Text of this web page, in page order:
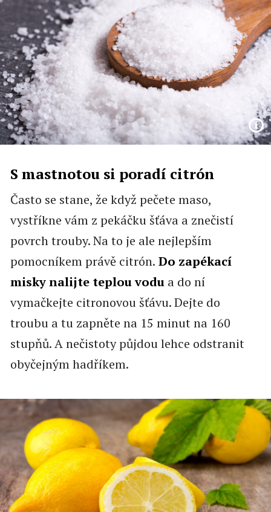
S mastnotou si poradí citrón
Často se stane, že když pečete maso,
vystříkne vám z pekáčku šťáva a znečistí
povrch trouby. Na to je ale nejlepším
pomocníkem právě citrón. Do zapékací
misky nalijte teplou vodua do ní
vymačkejte citronovou šťávu. Dejte do
troubu a tu zapněte na 15 minut na 160
stupňů. A nečistoty půjdou lehce odstranit
obyčejným hadříkem.